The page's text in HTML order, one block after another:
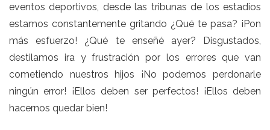
eventos deportivos, desde las tribunas de los estadios
estamos constantemente gritando ¿Qué te pasa? ¡Pon
más esfuerzo! ¿Qué te enseñé ayer? Disgustados,
destilamos ira y frustración por los errores que van
cometiendo nuestros hijos ¡No podemos perdonarle
ningún error! ¡Ellos deben ser perfectos! ¡Ellos deben
hacernos quedar bien!